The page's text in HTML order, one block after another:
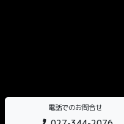
電話でのお問合せ